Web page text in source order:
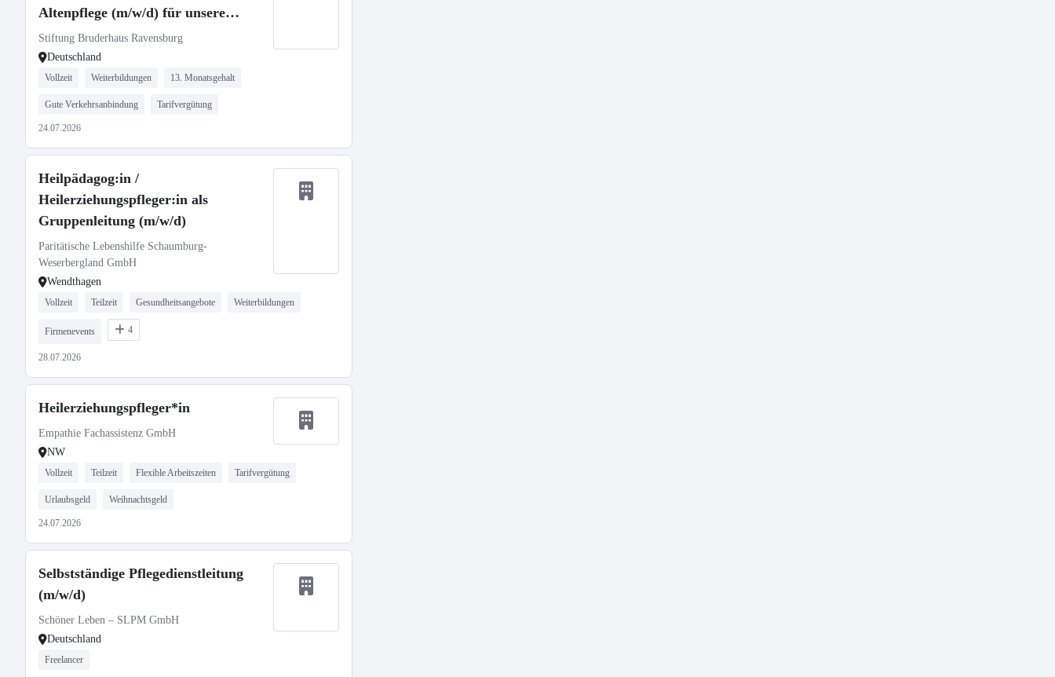
Altenpflege (m/w/d) für unsere
Häuser in Ravensburg und
Oberhofen gesucht!
Stiftung Bruderhaus Ravensburg
Deutschland
Vollzeit Weiterbildungen 13. Monatsgehalt
Gute Verkehrsanbindung Tarifvergütung
24.07.2026
Heilpädagog:in /
Heilerziehungspfleger:in als
Gruppenleitung (m/w/d)
Paritätische Lebenshilfe Schaumburg-
Weserbergland GmbH
Wendthagen
Vollzeit Teilzeit Gesundheitsangebote Weiterbildungen
Firmenevents 4
28.07.2026
Heilerziehungspfleger*in
Empathie Fachassistenz GmbH
NW
Vollzeit Teilzeit Flexible Arbeitszeiten Tarifvergütung
Urlaubsgeld Weihnachtsgeld
24.07.2026
Selbstständige Pflegedienstleitung
(m/w/d)
Schöner Leben – SLPM GmbH
Deutschland
Freelancer